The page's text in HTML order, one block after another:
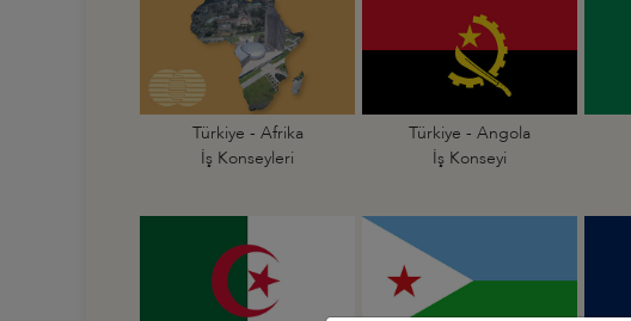
Türkiye - Afrika
İş Konseyleri
Türkiye - Angola
İş Konseyi